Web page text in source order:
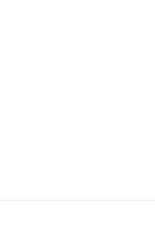
전한가요? 118
의할 점이 있나요?
게 해야 하나요?